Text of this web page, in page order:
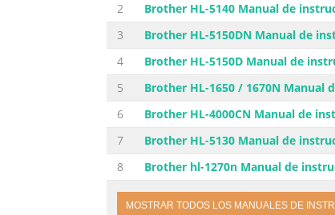
2
Brother HL-5140 Manual de
3
Brother HL-5150DN Manual de
4
Brother HL-5150D Manual de
5
Brother HL-1650 / 1670N Manual
6
Brother HL-4000CN Manual de
7
Brother HL-5130 Manual de
8
Brother hl-1270n Manual de
MOSTRAR TODOS LOS MANUALES DE